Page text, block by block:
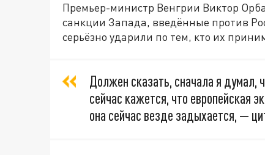
Премьер-министр Венгрии Виктор
санкции Запада, введённые против
серьёзно ударили по тем, кто их
Должен сказать, сначала я думал,
сейчас кажется, что европейская
она сейчас везде задыхается, —